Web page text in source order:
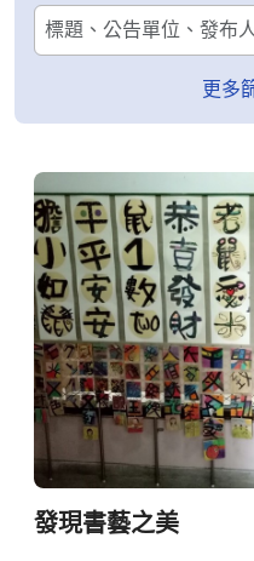
更多
發現書藝之美